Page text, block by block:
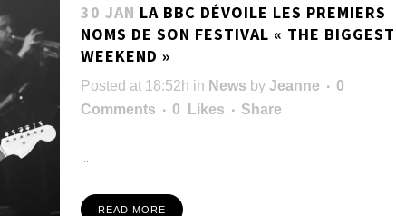
30 JAN LA BBC DÉVOILE LES PREMIERS
NOMS DE SON FESTIVAL « THE BIGGEST
WEEKEND »
Posted at 18:52h in News by Jeanne
0
Comments
0 Likes Share
...
READ MORE